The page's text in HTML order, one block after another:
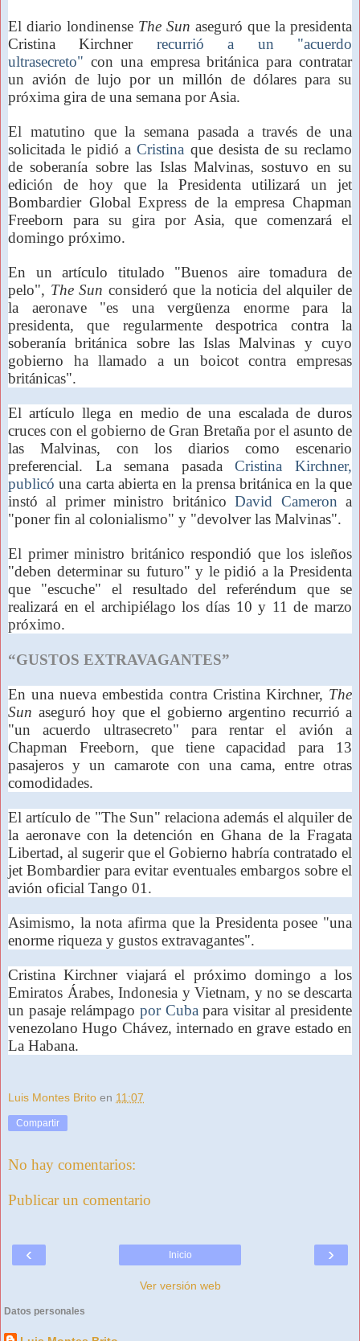
El diario londinense The Sun aseguró que la presidenta
Cristina Kirchner
recurrió a un "acuerdo
ultrasecreto" con una empresa británica para contratar
un avión de lujo por un millón de dólares para su
próxima gira de una semana por Asia.
El matutino que la semana pasada a través de una
solicitada le pidió a Cristina que desista de su reclamo
de soberanía sobre las Islas Malvinas, sostuvo en su
edición de hoy que la Presidenta utilizará un jet
Bombardier Global Express de la empresa Chapman
Freeborn para su gira por Asia, que comenzará el
domingo próximo.
En un artículo titulado "Buenos aire tomadura de
pelo", The Sun consideró que la noticia del alquiler de
la aeronave "es una vergüenza enorme para la
presidenta, que regularmente despotrica contra la
soberanía británica sobre las Islas Malvinas y cuyo
gobierno ha llamado a un boicot contra empresas
británicas".
El artículo llega en medio de una escalada de duros
cruces con el gobierno de Gran Bretaña por el asunto de
las Malvinas, con los diarios como escenario
preferencial. La semana pasada
Cristina Kirchner,
publicó una carta abierta en la prensa británica en la que
instó al primer ministro británicoDavid Cameron a
"poner fin al colonialismo" y "devolver las Malvinas".
El primer ministro británico respondió que los isleños
"deben determinar su futuro" y le pidió a la Presidenta
que "escuche" el resultado del referéndum que se
realizará en el archipiélago los días 10 y 11 de marzo
próximo.
“GUSTOS EXTRAVAGANTES”
En una nueva embestida contra Cristina Kirchner, The
Sun aseguró hoy que el gobierno argentino recurrió a
"un acuerdo ultrasecreto" para rentar el avión a
Chapman Freeborn, que tiene capacidad para 13
pasajeros y un camarote con una cama, entre otras
comodidades.
El artículo de "The Sun" relaciona además el alquiler de
la aeronave con la detención en Ghana de la Fragata
Libertad, al sugerir que el Gobierno habría contratado el
jet Bombardier para evitar eventuales embargos sobre el
avión oficial Tango 01.
Asimismo, la nota afirma que la Presidenta posee "una
enorme riqueza y gustos extravagantes".
Cristina Kirchner viajará el próximo domingo a los
Emiratos Árabes, Indonesia y Vietnam, y no se descarta
un pasaje relámpago por Cuba para visitar al presidente
venezolano Hugo Chávez, internado en grave estado en
La Habana.
Luis Montes Brito en 11:07
Compartir
No hay comentarios:
Publicar un comentario
‹ ›
Inicio
Ver versión web
Datos personales